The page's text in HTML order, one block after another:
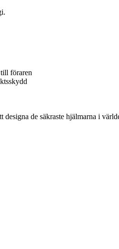
föraren
de säkraste hjälmarna i